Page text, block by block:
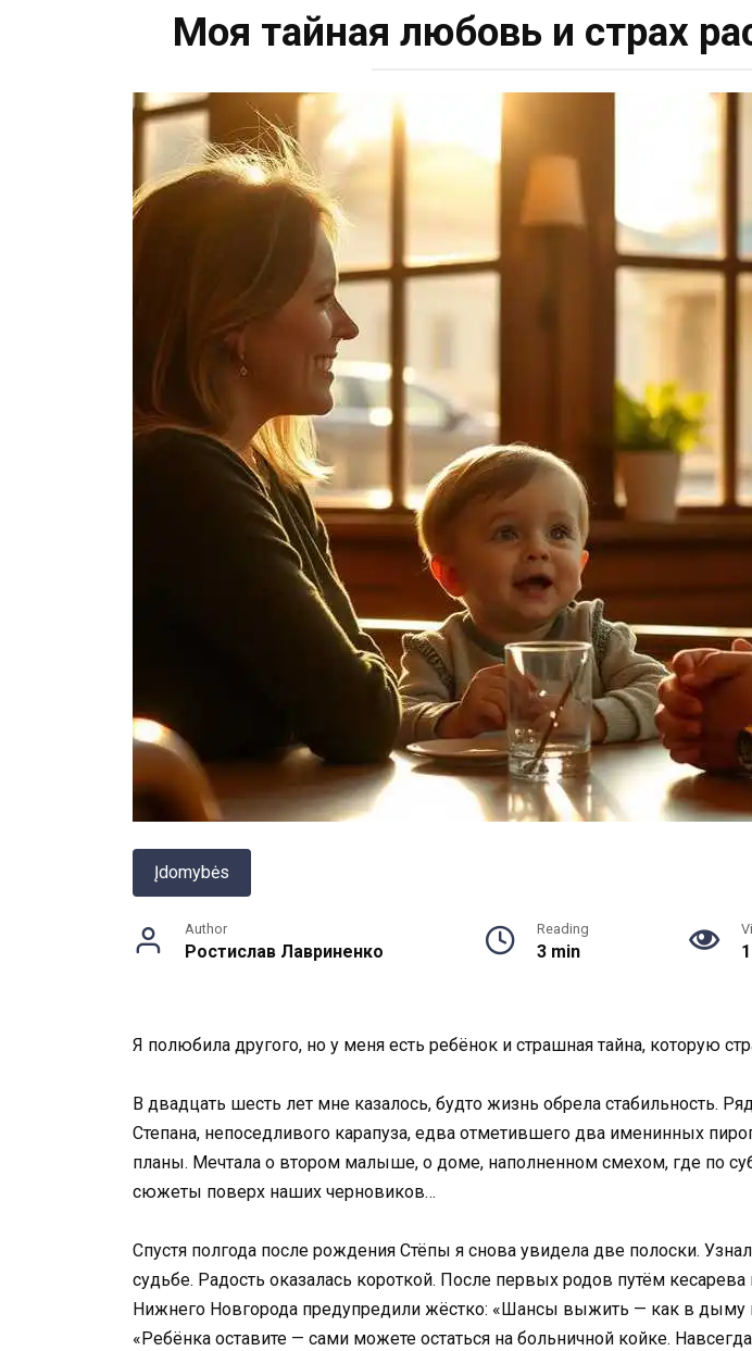
Моя тайная любовь и страх
Įdomybės
Author
Ростислав Лавриненко
Reading
3 min
Я полюбила другого, но у меня есть ребёнок и страшная тайна, которую
В двадцать шесть лет мне казалось, будто жизнь обрела
Степана, непоседливого карапуза, едва отметившего два именинных
планы. Мечтала о втором малыше, о доме, наполненном смехом, где по
сюжеты поверх наших черновиков…
Спустя полгода после рождения Стёпы я снова увидела две полоски.
судьбе. Радость оказалась короткой. После первых родов путём
Нижнего Новгорода предупредили жёстко: «Шансы выжить — как в дыму
«Ребёнка оставите — сами можете остаться на больничной койке.